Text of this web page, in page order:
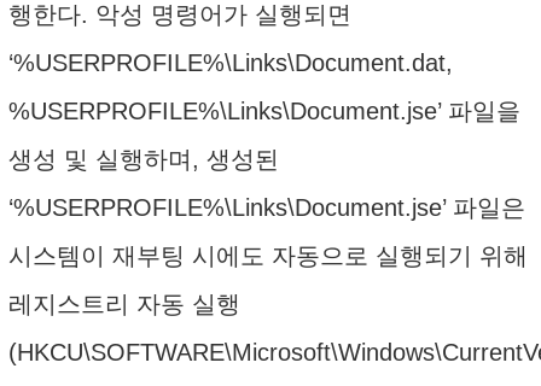
행한다. 악성 명령어가 실행되면
‘%USERPROFILE%\Links\Document.dat,
%USERPROFILE%\Links\Document.jse’ 파일을
생성 및 실행하며, 생성된
‘%USERPROFILE%\Links\Document.jse’ 파일은
시스템이 재부팅 시에도 자동으로 실행되기 위해
레지스트리 자동 실행